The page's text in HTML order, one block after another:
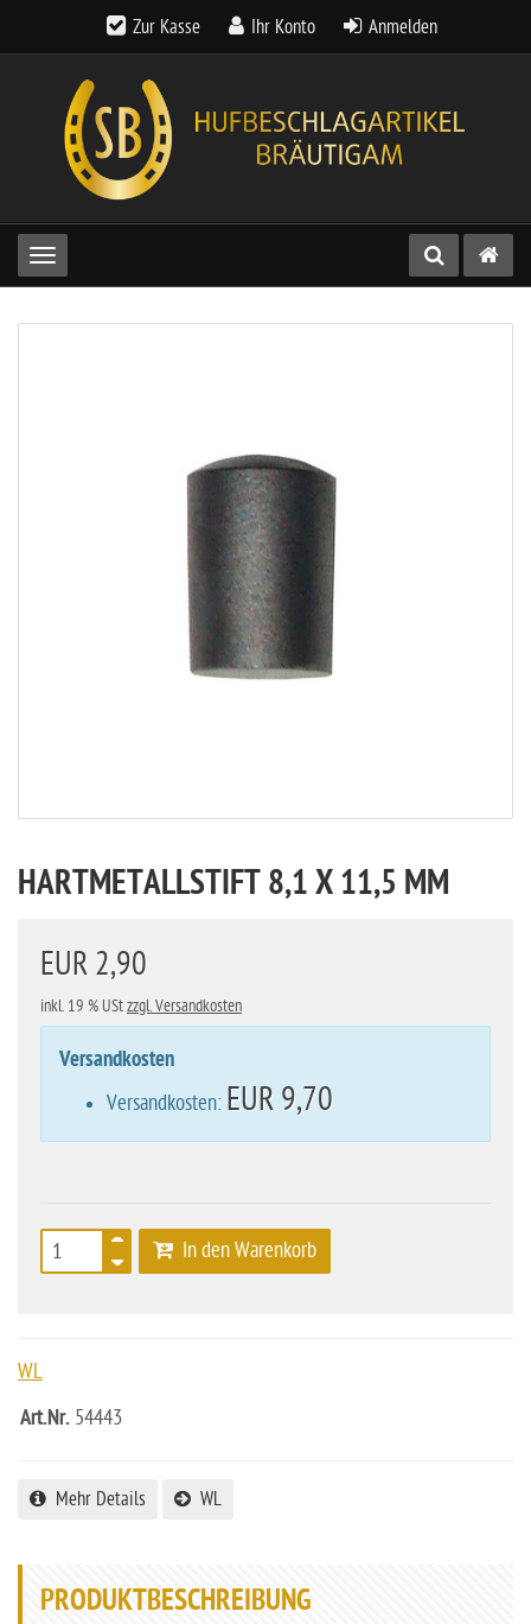
Zur Kasse Ihr Konto Anmelden
Toggle navigation
HARTMETALLSTIFT 8,1 X 11,5 MM
EUR 2,90
inkl. 19 % UStzzgl. Versandkosten
Versandkosten
Versandkosten: EUR 9,70
In den Warenkorb
WL
Art.Nr. 54443
Mehr Details WL
PRODUKTBESCHREIBUNG